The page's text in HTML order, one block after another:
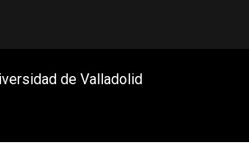
de Valladolid